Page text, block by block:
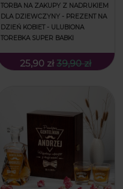
TORBA NA ZAKUPY Z NADRUKIEM
DLA DZIEWCZYNY - PREZENT NA
DZIEŃ KOBIET - ULUBIONA
TOREBKA SUPER BABKI
25,90 zł 39,90 zł